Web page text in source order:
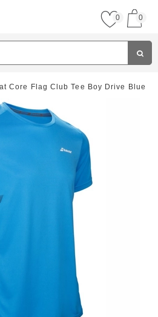
0 0
Core Flag Club Tee Boy Drive Blue